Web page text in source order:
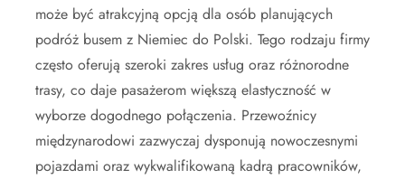
może być atrakcyjną opcją dla osób planujących
podróż busem z Niemiec do Polski. Tego rodzaju firmy
często oferują szeroki zakres usług oraz różnorodne
trasy, co daje pasażerom większą elastyczność w
wyborze dogodnego połączenia. Przewoźnicy
międzynarodowi zazwyczaj dysponują nowoczesnymi
pojazdami oraz wykwalifikowaną kadrą pracowników,